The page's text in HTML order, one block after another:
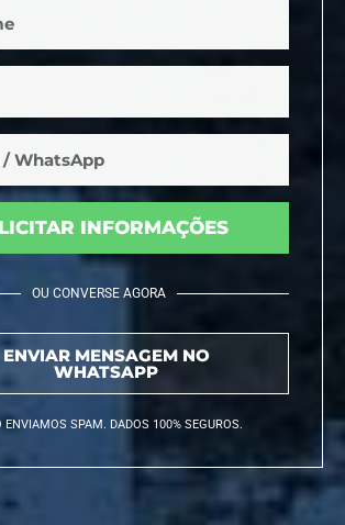
INFORMAÇÕES
OU CONVERSE AGORA
ENVIAR MENSAGEM NO
WHATSAPP
ENVIAMOS SPAM. DADOS 100% SEGUROS.